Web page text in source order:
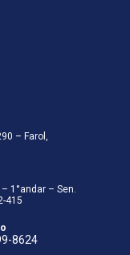
– Farol,
1°andar – Sen.
415
8624